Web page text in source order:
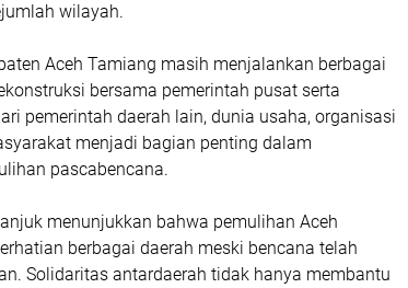
wilayah.
Aceh Tamiang masih menjalankan berbagai
bersama pemerintah pusat serta
pemerintah daerah lain, dunia usaha, organisasi
menjadi bagian penting dalam
pascabencana.
menunjukkan bahwa pemulihan Aceh
berbagai daerah meski bencana telah
Solidaritas antardaerah tidak hanya membantu